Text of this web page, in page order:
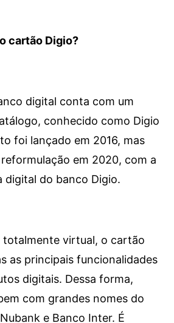
cartão Digio?
digital conta com um
conhecido como Digio
foi lançado em 2016, mas
em 2020, com a
digital do banco Digio.
totalmente virtual, o cartão
as principais funcionalidades
digitais. Dessa forma,
com grandes nomes do
e Banco Inter. É